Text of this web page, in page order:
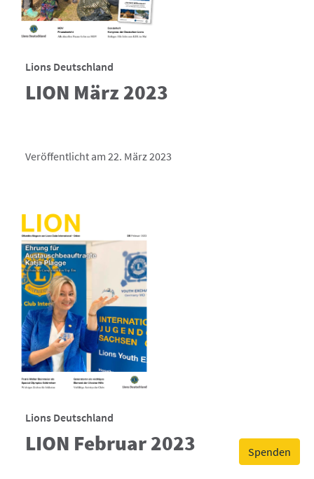
Spenden
Lions Deutschland
LION März 2023
Veröffentlicht am 22. März 2023
Lions Deutschland
LION Februar 2023